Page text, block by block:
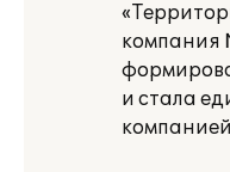
компания
и стала